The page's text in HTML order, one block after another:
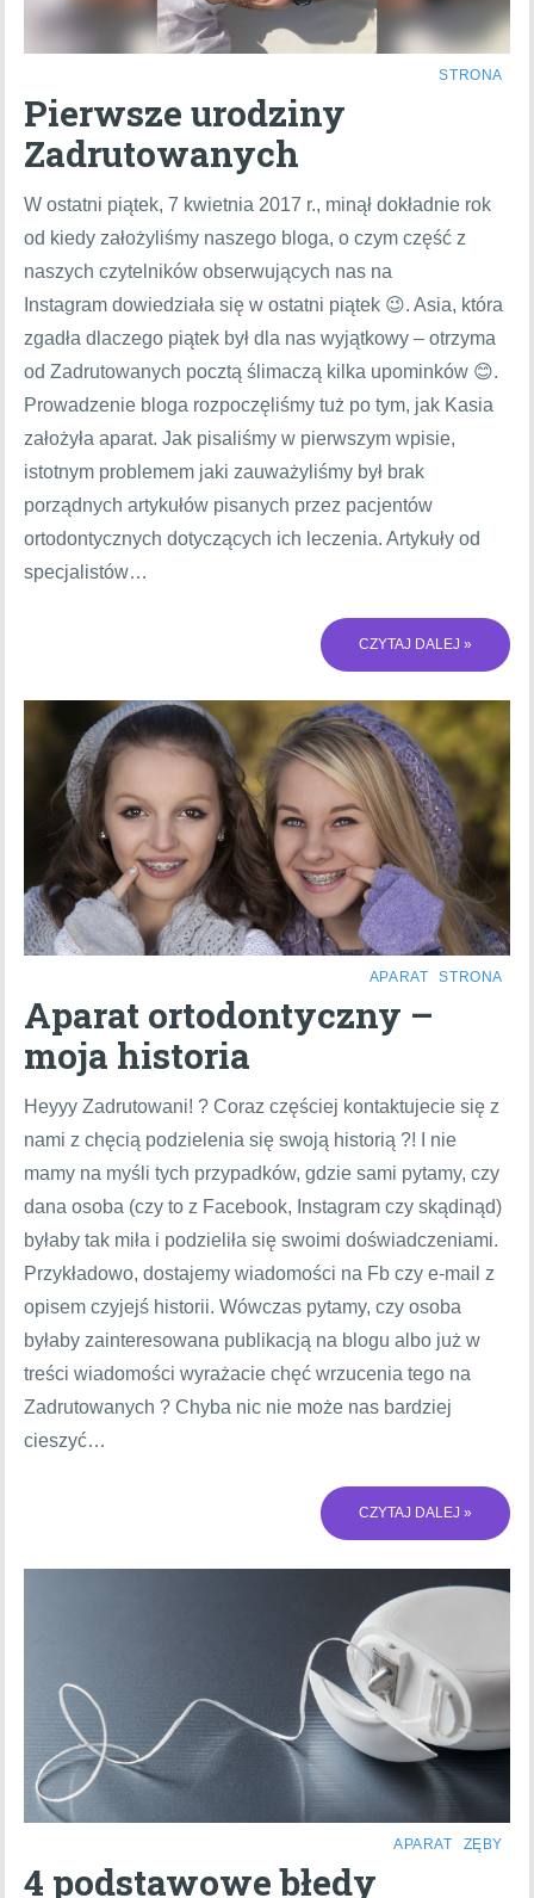
STRONA
Pierwsze urodziny
Zadrutowanych
W ostatni piątek, 7 kwietnia 2017 r., minął dokładnie rok
od kiedy założyliśmy naszego bloga, o czym część z
naszych czytelników obserwujących nas na
Instagram dowiedziała się w ostatni piątek 😉. Asia, która
zgadła dlaczego piątek był dla nas wyjątkowy – otrzyma
od Zadrutowanych pocztą ślimaczą kilka upominków 😊.
Prowadzenie bloga rozpoczęliśmy tuż po tym, jak Kasia
założyła aparat. Jak pisaliśmy w pierwszym wpisie,
istotnym problemem jaki zauważyliśmy był brak
porządnych artykułów pisanych przez pacjentów
ortodontycznych dotyczących ich leczenia. Artykuły od
specjalistów…
CZYTAJ DALEJ »
APARAT STRONA
Aparat ortodontyczny –
moja historia
Heyyy Zadrutowani! ? Coraz częściej kontaktujecie się z
nami z chęcią podzielenia się swoją historią ?! I nie
mamy na myśli tych przypadków, gdzie sami pytamy, czy
dana osoba (czy to z Facebook, Instagram czy skądinąd)
byłaby tak miła i podzieliła się swoimi doświadczeniami.
Przykładowo, dostajemy wiadomości na Fb czy e-mail z
opisem czyjejś historii. Wówczas pytamy, czy osoba
byłaby zainteresowana publikacją na blogu albo już w
treści wiadomości wyrażacie chęć wrzucenia tego na
Zadrutowanych ? Chyba nic nie może nas bardziej
cieszyć…
CZYTAJ DALEJ »
APARAT ZĘBY
4 podstawowe błedy